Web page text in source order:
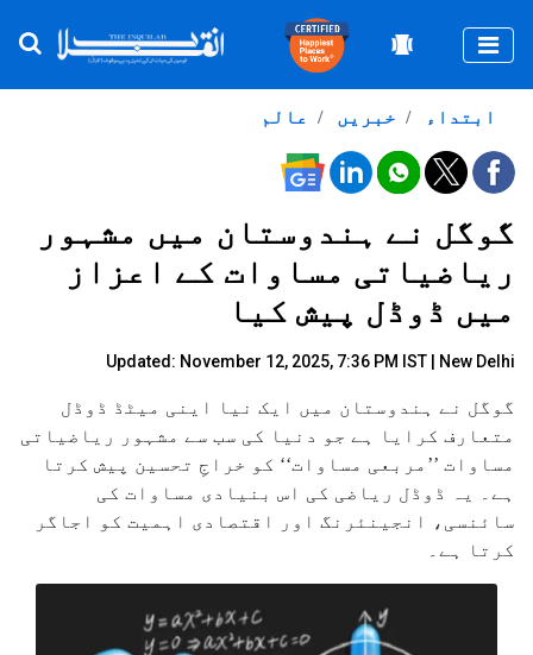
عالم خبریں ابتداء
گوگل نے ہندوستان میں مشہور
ریاضیاتی مساوات کے اعزاز
میں ڈوڈل پیش کیا
Updated: November 12, 2025, 7:36 PM IST | New Delhi
گوگل نے ہندوستان میں ایک نیا اینی میٹڈ ڈوڈل
متعارف کرایا ہے جو دنیا کی سب سے مشہور ریاضیاتی
مساوات ’’مربعی مساوات‘‘ کو خراجِ تحسین پیش کرتا
ہے۔ یہ ڈوڈل ریاضی کی اس بنیادی مساوات کی
سائنسی، انجینئرنگ اور اقتصادی اہمیت کو اجاگر
کرتا ہے۔